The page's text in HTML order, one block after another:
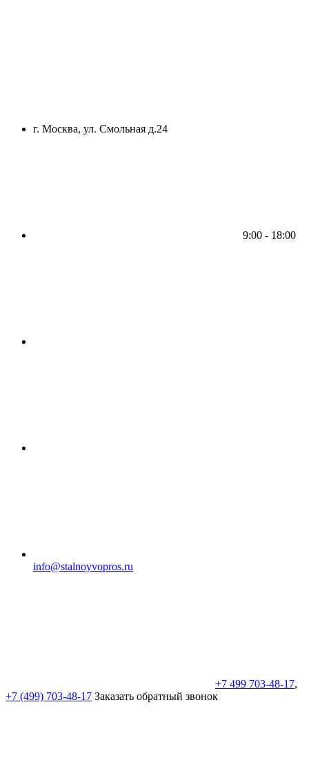
г. Москва, ул. Смольная д.24
9:00 - 18:00
info@stalnoyvopros.ru
+7 499 703-48-17,
+7 (499) 703-48-17 Заказать обратный звонок